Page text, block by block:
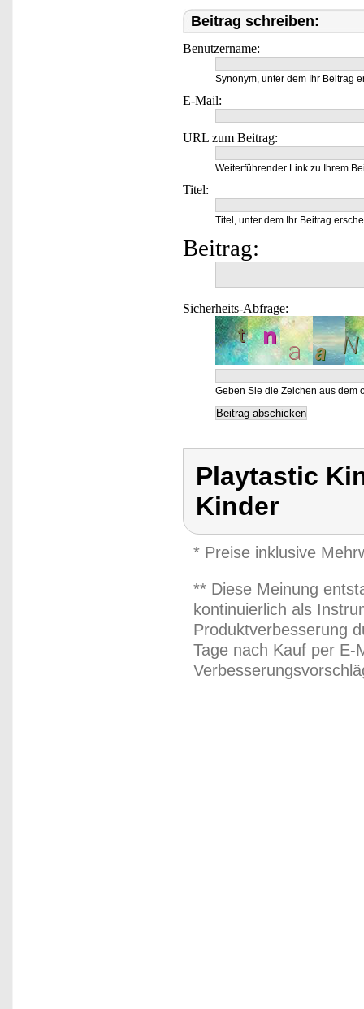
Beitrag schreiben:
Benutzername:
Synonym, unter dem Ihr Beitrag
E-Mail:
URL zum Beitrag:
Weiterführender Link zu Ihrem
Titel:
Titel, unter dem Ihr Beitrag
Beitrag:
Sicherheits-Abfrage:
Geben Sie die Zeichen aus dem
Playtastic
Kinder
* Preise inklusive
** Diese Meinung
kontinuierlich als
Produktverbesserung
Tage nach Kauf per E-